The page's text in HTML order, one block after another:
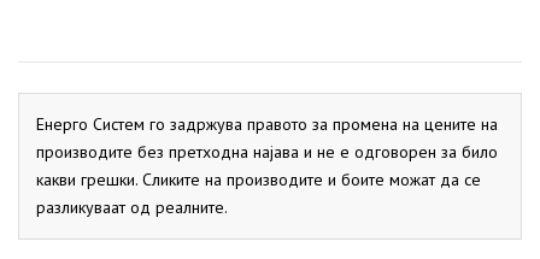
Енерго Систем го задржува правото за промена на цените на
производите без претходна најава и не е одговорен за било
какви грешки. Сликите на производите и боите можат да се
разликуваат од реалните.